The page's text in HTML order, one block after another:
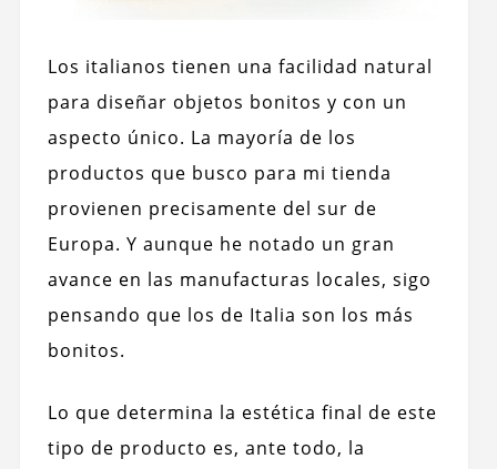
Los italianos tienen una facilidad natural
para diseñar objetos bonitos y con un
aspecto único. La mayoría de los
productos que busco para mi tienda
provienen precisamente del sur de
Europa. Y aunque he notado un gran
avance en las manufacturas locales, sigo
pensando que los de Italia son los más
bonitos.
Lo que determina la estética final de este
tipo de producto es, ante todo, la